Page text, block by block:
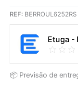
REF: BERROUL6252RS
Etuga -
📦 Previsão de